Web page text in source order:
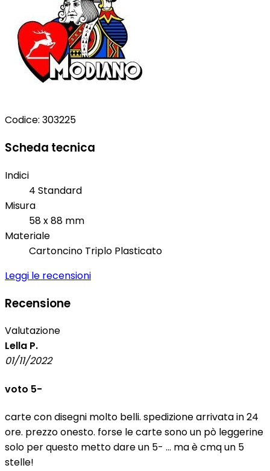
Codice: 303225
Scheda tecnica
Indici
4 Standard
Misura
58 x 88 mm
Materiale
Cartoncino Triplo Plasticato
Leggi le recensioni
Recensione
Valutazione
Lella P.
01/11/2022
voto 5-
carte con disegni molto belli. spedizione arrivata in 24
ore. prezzo onesto. forse le carte sono un pò leggerine
solo per questo metto dare un 5- ... ma è cmq un 5
stelle!